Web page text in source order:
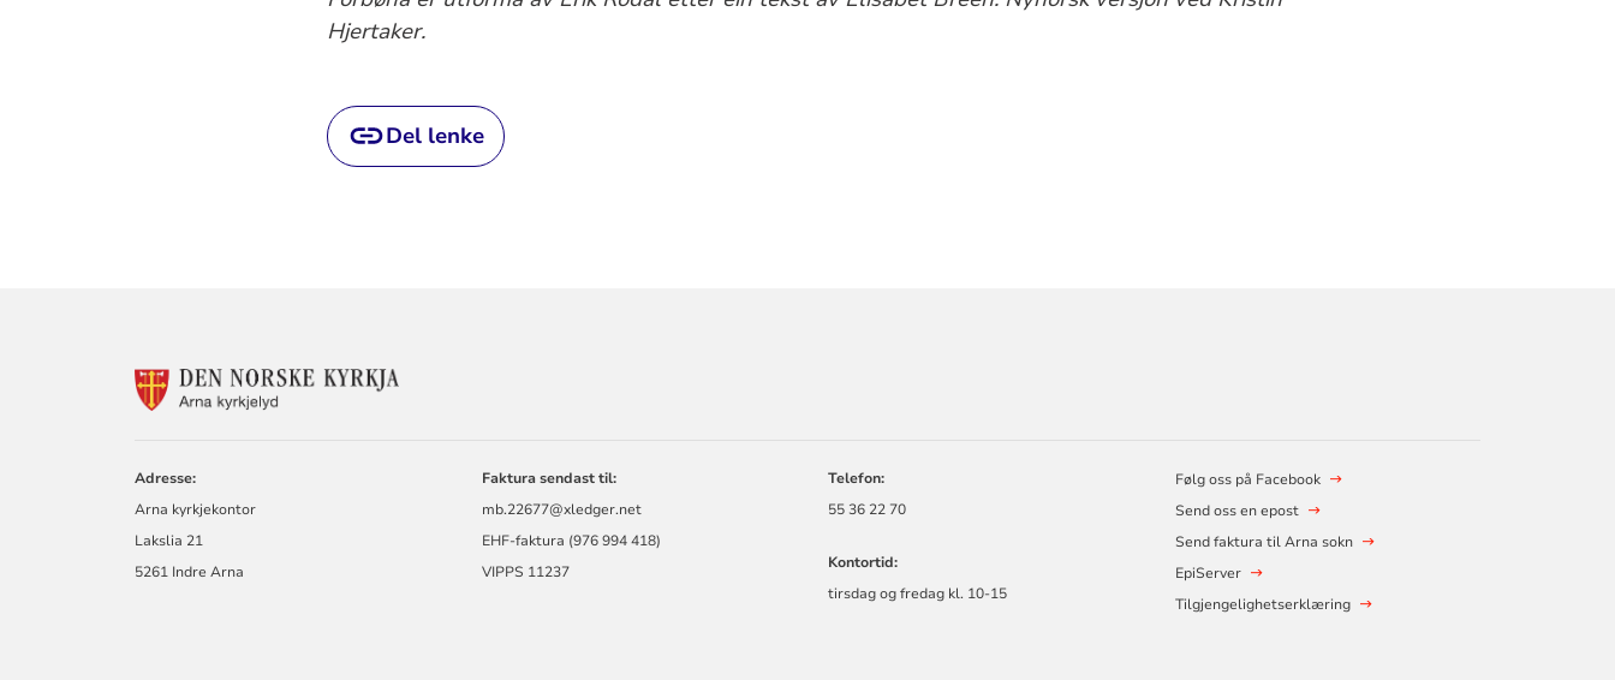
Hjertaker.
Del lenke
KONTAKTINFORMASJON
Adresse:
Arna kyrkjekontor
Lakslia 21
5261 Indre Arna
Faktura sendast til:
mb.22677@xledger.net
EHF-faktura (976 994 418)
VIPPS 11237
Telefon:
55 36 22 70
Kontortid:
tirsdag og fredag kl. 10-15
Følg oss på Facebook
Send oss en epost
Send faktura til Arna sokn
EpiServer
Tilgjengelighetserklæring